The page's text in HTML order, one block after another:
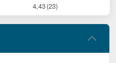
4,43(23)